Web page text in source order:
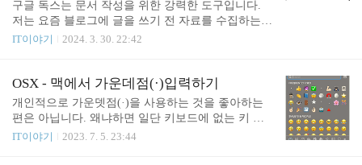
버튼 자체가 나타나지 않기 때문입니다. 덤으로 글
쓰기 단축키도 있으면 편하겠다는 생각이 들었습니
다. 글 쓰기 버튼 역시 스킨에 따라 위치가 달라서 블
니다. 기존에 자주 사용하는 "Q"단축키 근처에 단축
키들이 있으면 편리하겠다 생각이 들어서 "W"를 누
르면 글..
구글 독스는 문서 작성을 위한 강력한 도구입니다.
저는 요즘 블로그에 글을 쓰기 전 자료를 수집하는
용도로 구글 독스를 활용하고 있습니다. 자료를 정리
자와 아래 첨자를 사용하는 방법에 대해 알아봅니다.
위 첨자 사용하기 위 첨자로 바꿀 텍스트를 블록 지
정합니다. 그리고 Format (서식) > Text (텍스트) > Su
다음과 같습니다. Windows, Linux: Ctrl + . (점) macO
IT이야기 2024. 3. 30. 22:42
OSX - 맥에서 가운데점(·)입력하기
개인적으로 가운뎃점(·)을 사용하는 것을 좋아하는
편은 아닙니다. 왜냐하면 일단 키보드에 없는 키 이
기 때문에 입력하기 어렵습니다. 그리고 가운뎃점과
IT이야기 2023. 7. 5. 23:44